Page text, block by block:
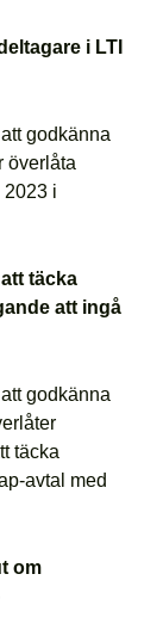
i LTI
godkänna
överlåta
2023 i
täcka
att ingå
godkänna
täcka
avtal med
om